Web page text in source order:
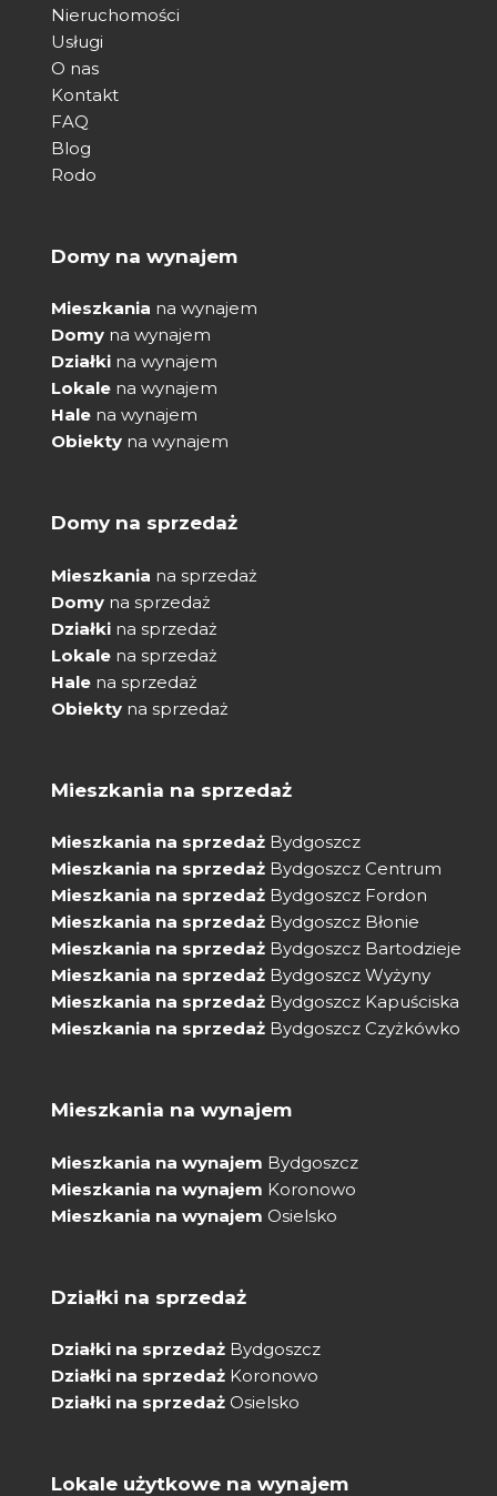
Domy na wynajem
Mieszkania na wynajem
Domy na wynajem
Działki na wynajem
Lokale na wynajem
Hale na wynajem
Obiekty na wynajem
Domy na sprzedaż
Mieszkania na sprzedaż
Domy na sprzedaż
Działki na sprzedaż
Lokale na sprzedaż
Hale na sprzedaż
Obiekty na sprzedaż
Nieruchomości
Usługi
O nas
Kontakt
FAQ
Blog
Rodo
Mieszkania na sprzedaż
Mieszkania na sprzedaż Bydgoszcz
Mieszkania na sprzedaż Bydgoszcz Centrum
Mieszkania na sprzedaż Bydgoszcz Fordon
Mieszkania na sprzedaż Bydgoszcz Błonie
Mieszkania na sprzedaż Bydgoszcz Bartodzieje
Mieszkania na sprzedaż Bydgoszcz Wyżyny
Mieszkania na sprzedaż Bydgoszcz Kapuściska
Mieszkania na sprzedaż Bydgoszcz Czyżkówko
Mieszkania na wynajem
Mieszkania na wynajem Bydgoszcz
Mieszkania na wynajem Koronowo
Mieszkania na wynajem Osielsko
Działki na sprzedaż
Działki na sprzedaż Bydgoszcz
Działki na sprzedaż Koronowo
Działki na sprzedaż Osielsko
Lokale użytkowe na wynajem